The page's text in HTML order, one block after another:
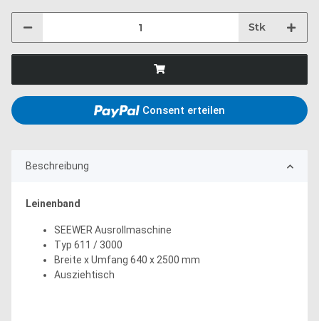
Stk
Consent erteilen
Beschreibung
Leinenband
SEEWER Ausrollmaschine
Typ 611 / 3000
Breite x Umfang 640 x 2500 mm
Ausziehtisch